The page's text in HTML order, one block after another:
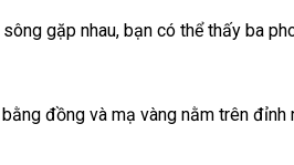
gặp nhau, bạn có thể thấy ba
đồng và mạ vàng nằm trên